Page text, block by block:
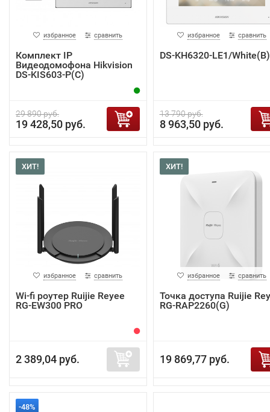
избранное сравнить
Комплект IP
Видеодомофона Hikvision
DS-KIS603-P(C)
29 890 руб.
19 428,50 руб.
избранное сравнить
DS-KH6320-LE1/White(B)
13 790 руб.
8 963,50 руб.
ХИТ!
избранное сравнить
Wi-fi роутер Ruijie Reyee
RG-EW300 PRO
2 389,04 руб.
ХИТ!
избранное сравнить
Точка доступа Ruijie
RG-RAP2260(G)
19 869,77 руб.
-48%